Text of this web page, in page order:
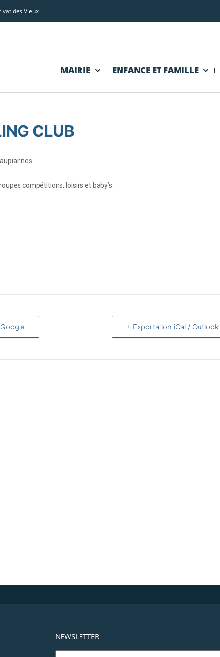
des Vieux
MAIRIE ENFANCE ET FAMILLE
CLUB
compétitions, loisirs et baby’s.
+ Exportation iCal / Outlook
NEWSLETTER